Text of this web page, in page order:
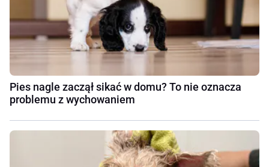
Pies nagle zaczął sikać w domu? To nie oznacza
problemu z wychowaniem